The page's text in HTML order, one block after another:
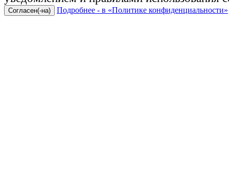
Согласен(-на) Подробнее - в «Политике конфиденциальности»